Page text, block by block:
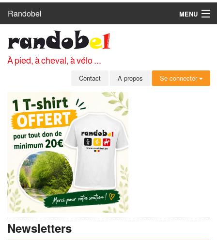
Randobel
MENU
CIRCUITS
CLUBS
MEMBRES
SE CONNECTER
INSCRIPTION GRATUITE
MOT DE PASSE OUBLIÉ
À pied, à cheval, à vélo ...
Contact A propos Se connecter
Newsletters